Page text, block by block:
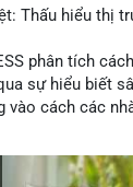
Thấu hiểu thị
phân tích
sự hiểu biết
vào cách các
doanh nghiệp
chỉ tạo cơ hội